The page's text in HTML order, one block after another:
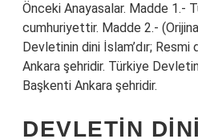
Önceki Anayasalar. Madde 1.-
cumhuriyettir. Madde 2.-
Devletinin dini İslam’dır; Resmi
Ankara şehridir. Türkiye
Başkenti Ankara şehridir.
DEVLETIN